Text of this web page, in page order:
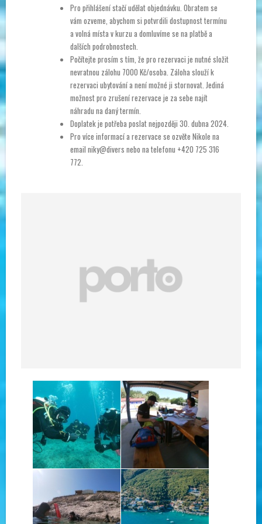
Pro přihlášení stačí udělat objednávku. Obratem se
vám ozveme, abychom si potvrdili dostupnost termínu
a volná místa v kurzu a domluvíme se na platbě a
dalších podrobnostech.
Počítejte prosím s tím, že pro rezervaci je nutné složit
nevratnou zálohu 7000 Kč/osoba. Záloha slouží k
rezervaci ubytování a není možné ji stornovat. Jediná
možnost pro zrušení rezervace je za sebe najít
náhradu na daný termín.
Doplatek je potřeba poslat nejpozději 30. dubna 2024.
Pro více informací a rezervace se ozvěte Nikole na
email niky@divers nebo na telefonu +420 725 316
772.